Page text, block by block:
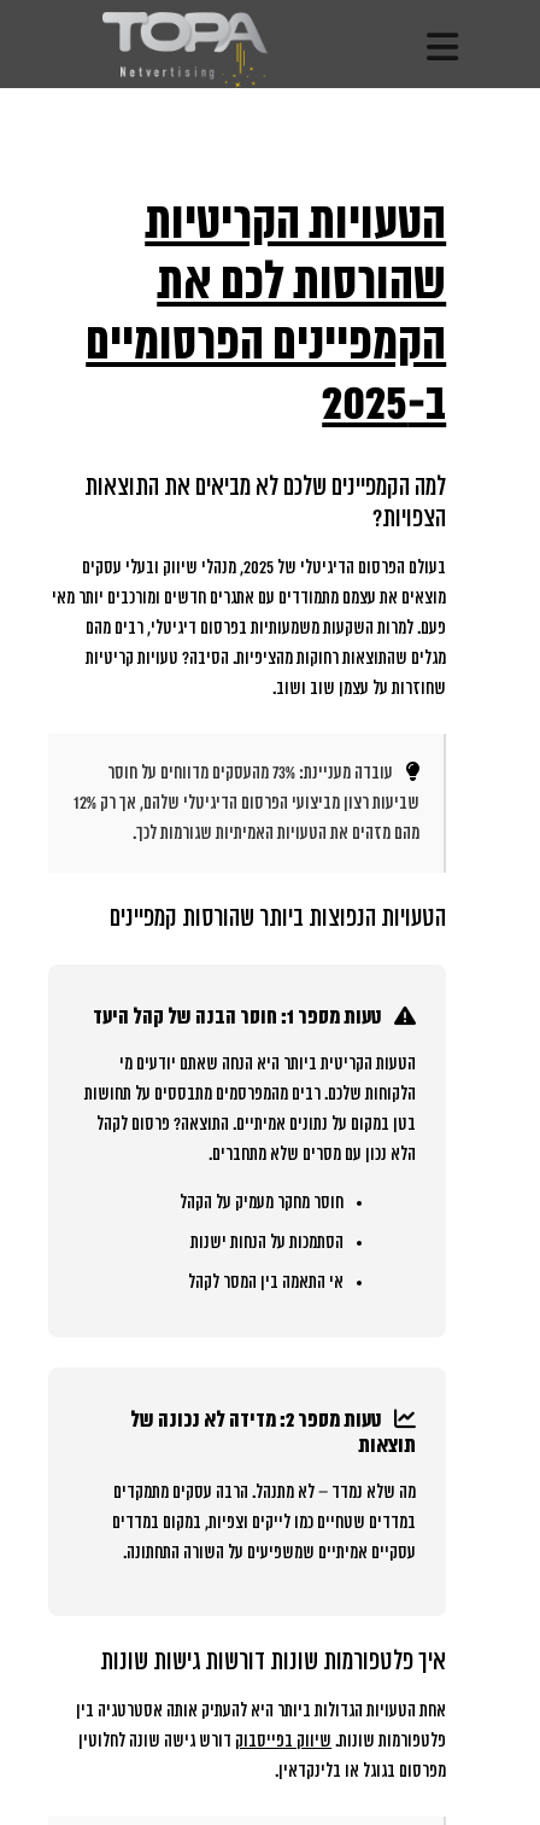
הטעויות הקריטיות
שהורסות לכם את
הקמפיינים הפרסומיים
ב-2025
למה הקמפיינים שלכם לא מביאים את התוצאות
הצפויות?
בעולם הפרסום הדיגיטלי של 2025, מנהלי שיווק ובעלי עסקים
מוצאים את עצמם מתמודדים עם אתגרים חדשים ומורכבים יותר מאי
פעם. למרות השקעות משמעותיות בפרסום דיגיטלי, רבים מהם
מגלים שהתוצאות רחוקות מהציפיות. הסיבה? טעויות קריטיות
שחוזרות על עצמן שוב ושוב.
עובדה מעניינת: 73% מהעסקים מדווחים על חוסר
שביעות רצון מביצועי הפרסום הדיגיטלי שלהם, אך רק 12%
מהם מזהים את הטעויות האמיתיות שגורמות לכך.
הטעויות הנפוצות ביותר שהורסות קמפיינים
טעות מספר 1: חוסר הבנה של קהל היעד
הטעות הקריטית ביותר היא הנחה שאתם יודעים מי
הלקוחות שלכם. רבים מהמפרסמים מתבססים על תחושות
בטן במקום על נתונים אמיתיים. התוצאה? פרסום לקהל
הלא נכון עם מסרים שלא מתחברים.
חוסר מחקר מעמיק על הקהל
הסתמכות על הנחות ישנות
אי התאמה בין המסר לקהל
טעות מספר 2: מדידה לא נכונה של
תוצאות
מה שלא נמדד – לא מתנהל. הרבה עסקים מתמקדים
במדדים שטחיים כמו לייקים וצפיות, במקום במדדים
עסקיים אמיתיים שמשפיעים על השורה התחתונה.
איך פלטפורמות שונות דורשות גישות שונות
אחת הטעויות הגדולות ביותר היא להעתיק אותה אסטרטגיה בין
פלטפורמות שונות. שיווק בפייסבוק דורש גישה שונה לחלוטין
מפרסום בגוגל או בלינקדאין.